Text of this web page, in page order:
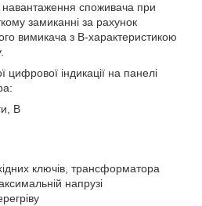
споживача при
замиканні за рахунок
вимикача з В-характеристикою
цифрової індикації на панелі
В
ключів, трансформатора
напрузі